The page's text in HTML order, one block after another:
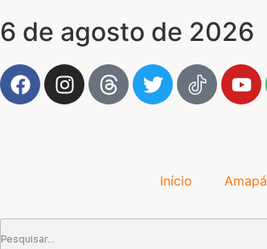
6 de agosto de 2026
Início Amapá